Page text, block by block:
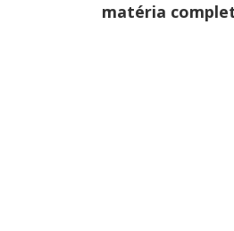
matéria